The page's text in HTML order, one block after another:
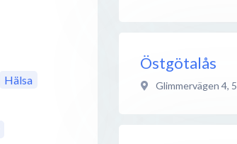
Hälsa
Östgötalås
Glimmervägen 4,